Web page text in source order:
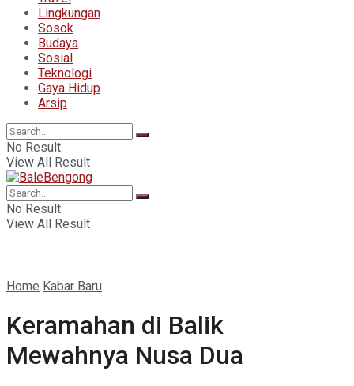
Lingkungan
Sosok
Budaya
Sosial
Teknologi
Gaya Hidup
Arsip
No Result
View All Result
No Result
View All Result
Home Kabar Baru
Keramahan di Balik
Mewahnya Nusa Dua